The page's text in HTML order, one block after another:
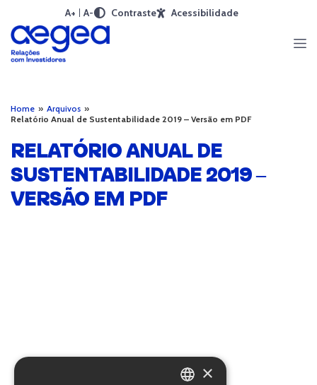
A+ A- Contraste Acessibilidade
Home » Arquivos »
Relatório Anual de Sustentabilidade 2019 – Versão em PDF
RELATÓRIO ANUAL DE
SUSTENTABILIDADE 2019 –
VERSÃO EM PDF
×